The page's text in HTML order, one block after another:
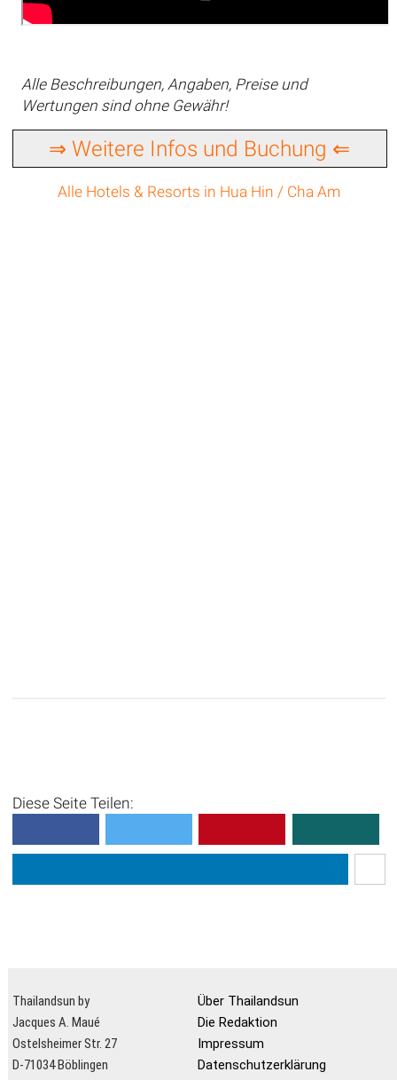
Alle Beschreibungen, Angaben, Preise und
Wertungen sind ohne Gewähr!
⇒ Weitere Infos und Buchung ⇐
Alle Hotels & Resorts in Hua Hin / Cha Am
Diese Seite Teilen:
Thailandsun by
Jacques A. Maué
Ostelsheimer Str. 27
D-71034 Böblingen
Über Thailandsun
Die Redaktion
Impressum
Datenschutzerklärung